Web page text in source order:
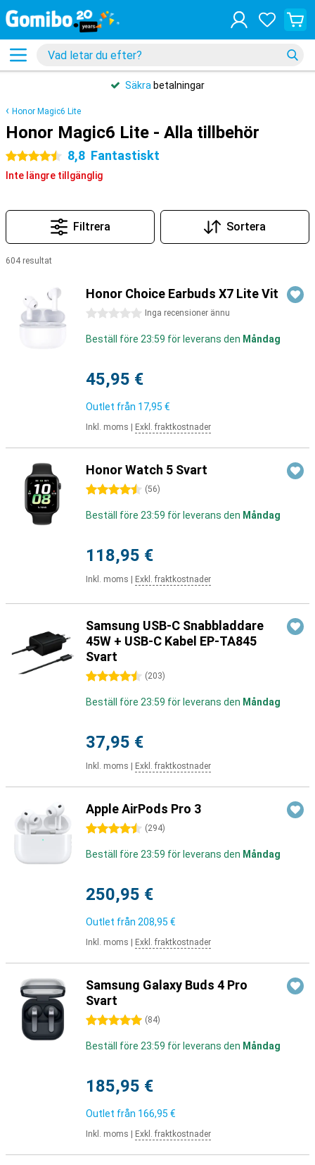
Säkra betalningar
Honor Magic6 Lite
Honor Magic6 Lite - Alla tillbehör
4.5 stjärnor 8,8 Fantastiskt
Inte längre tillgänglig
Filtrera Sortera
604 resultat
Honor Choice Earbuds X7 Lite Vit
0 stjärnor Inga recensioner ännu
Beställ före 23:59 för leverans den Måndag
45,95 €
Outlet från 17,95 €
Inkl. moms Exkl. fraktkostnader
Honor Watch 5 Svart
4.5 stjärnor (56)
Beställ före 23:59 för leverans den Måndag
118,95 €
Inkl. moms Exkl. fraktkostnader
Samsung USB-C Snabbladdare
45W + USB-C Kabel EP-TA845
Svart
4.5 stjärnor (203)
Beställ före 23:59 för leverans den Måndag
37,95 €
Inkl. moms Exkl. fraktkostnader
Apple AirPods Pro 3
4.5 stjärnor (294)
Beställ före 23:59 för leverans den Måndag
250,95 €
Outlet från 208,95 €
Inkl. moms Exkl. fraktkostnader
Samsung Galaxy Buds 4 Pro
Svart
5 stjärnor (84)
Beställ före 23:59 för leverans den Måndag
185,95 €
Outlet från 166,95 €
Inkl. moms Exkl. fraktkostnader